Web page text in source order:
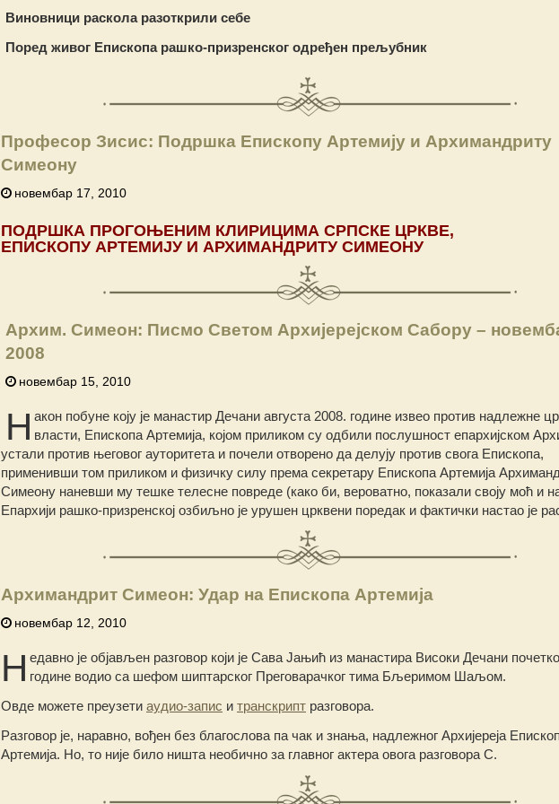
Виновници раскола разоткрили себе
Поред живог Епископа рашко-призренског одређен прељубник
Професор Зисис: Подршка Епископу Артемију и Архимандриту
Симеону
новембар 17, 2010
ПОДРШКА ПРОГОЊЕНИМ КЛИРИЦИМА СРПСКЕ ЦРКВЕ,
ЕПИСКОПУ АРТЕМИЈУ И АРХИМАНДРИТУ СИМЕОНУ
Архим. Симеон: Писмо Светом Архијерејском Сабору –
2008
новембар 15, 2010
Н акон побуне коју је манастир Дечани августа 2008. године извео против надлежне
власти, Епископа Артемија, којом приликом су одбили послушност епархијском
устали против његовог ауторитета и почели отворено да делују против свога Епископа,
применивши том приликом и физичку силу према секретару Епископа Артемија
Симеону наневши му тешке телесне повреде (како би, вероватно, показали своју моћ и
Епархији рашко-призренској озбиљно је урушен црквени поредак и фактички настао је
Архимандрит Симеон: Удар на Епископа Артемија
новембар 12, 2010
Н едавно је објављен разговор који је Сава Јањић из манастира Високи Дечани
године водио са шефом шиптарског Преговарачког тима Бљеримом Шаљом.
Овде можете преузети аудио-запис и транскрипт разговора.
Разговор је, наравно, вођен без благослова па чак и знања, надлежног Архијереја
Артемија. Но, то није било ништа необично за главног актера овога разговора С.